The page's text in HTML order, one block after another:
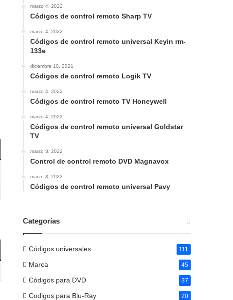
marzo 4, 2022
Códigos de control remoto Sharp TV
marzo 4, 2022
Códigos de control remoto universal Keyin rm-
133e
diciembre 10, 2021
Códigos de control remoto Logik TV
marzo 4, 2022
Códigos de control remoto TV Honeywell
marzo 4, 2022
Códigos de control remoto universal Goldstar
TV
marzo 3, 2022
Control de control remoto DVD Magnavox
marzo 3, 2022
Códigos de control remoto universal Pavy
Categorías
Códigos universales 111
Marca 45
Códigos para DVD 37
Codigos para Blu-Ray 20